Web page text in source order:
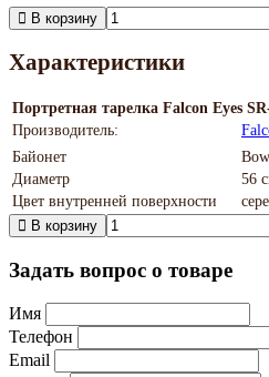
В корзину
Характеристики
Портретная тарелка Falcon Eyes
Производитель:
Байонет
Диаметр
56
Цвет внутренней поверхности
В корзину
Задать вопрос о товаре
Имя
Телефон
Email